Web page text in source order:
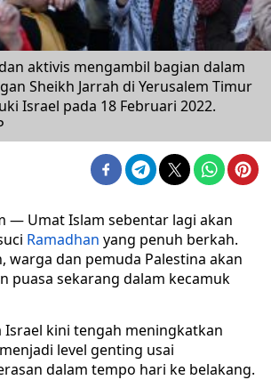
aktivis mengambil bagian dalam
Sheikh Jarrah di Yerusalem Timur
Israel pada 18 Februari 2022.
— Umat Islam sebentar lagi akan
Ramadhan yang penuh berkah.
warga dan pemuda Palestina akan
puasa sekarang dalam kecamuk
Israel kini tengah meningkatkan
level genting usai
dalam tempo hari ke belakang.